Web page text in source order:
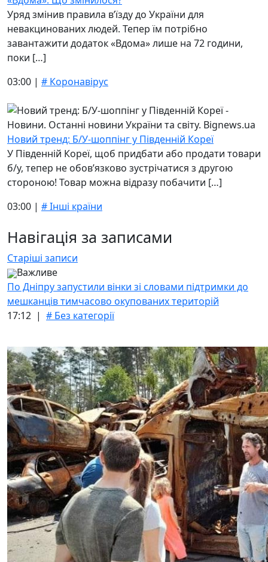
Уряд змінив правила в’їзду до України для
невакцинованих людей. Тепер їм потрібно
завантажити додаток «Вдома» лише на 72 години,
поки […]
03:00 | # Коронавірус
Новий тренд: Б/У-шоппінг у Південній Кореї
У Південній Кореї, щоб придбати або продати товари
б/у, тепер не обов’язково зустрічатися з другою
стороною! Товар можна відразу побачити […]
03:00 | # Інші країни
Навігація за записами
Старіші записи
Важливе
По Дніпру запустили вінки зі словами підтримки до
мешканців тимчасово окупованих територій
17:12 | # Без категорії